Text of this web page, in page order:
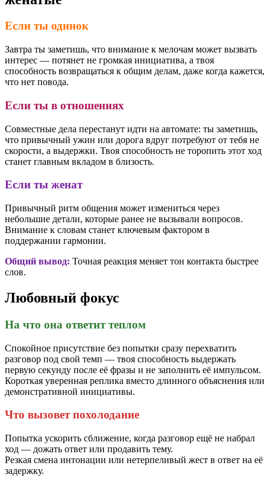
Если ты одинок
Завтра ты заметишь, что внимание к мелочам может вызвать
интерес — потянет не громкая инициатива, а твоя
способность возвращаться к общим делам, даже когда кажется,
что нет повода.
Если ты в отношениях
Совместные дела перестанут идти на автомате: ты заметишь,
что привычный ужин или дорога вдруг потребуют от тебя не
скорости, а выдержки. Твоя способность не торопить этот ход
станет главным вкладом в близость.
Если ты женат
Привычный ритм общения может измениться через
небольшие детали, которые ранее не вызывали вопросов.
Внимание к словам станет ключевым фактором в
поддержании гармонии.
Общий вывод: Точная реакция меняет тон контакта быстрее
слов.
Любовный фокус
На что она ответит теплом
Спокойное присутствие без попытки сразу перехватить
разговор под свой темп — твоя способность выдержать
первую секунду после её фразы и не заполнить её импульсом.
Короткая уверенная реплика вместо длинного объяснения или
демонстративной инициативы.
Что вызовет похолодание
Попытка ускорить сближение, когда разговор ещё не набрал
ход — дожать ответ или продавить тему.
Резкая смена интонации или нетерпеливый жест в ответ на её
задержку.